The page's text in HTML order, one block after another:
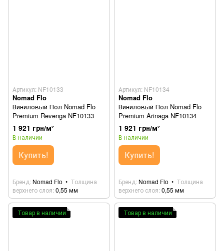
Артикул: NF10133
Nomad Flo
Виниловый Пол Nomad Flo
Premium Revenga NF10133
1 921 грн/м²
В наличии
Купить!
Бренд Nomad Flo
Толщина
верхнего слоя 0,55 мм
Артикул: NF10134
Nomad Flo
Виниловый Пол Nomad Flo
Premium Arinaga NF10134
1 921 грн/м²
В наличии
Купить!
Бренд Nomad Flo
Толщина
верхнего слоя 0,55 мм
Товар в наличии Товар в наличии